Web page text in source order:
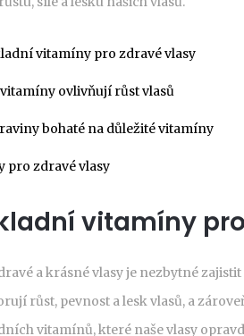
vitamíny pro zdravé vlasy
vitamíny ovlivňují růst vlasů
bohaté na důležité vitamíny
pro zdravé vlasy
vitamíny
a krásné vlasy je nezbytné
růst, pevnost a lesk vlasů, a
vitamínů, které naše vlasy